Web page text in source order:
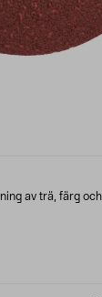
av trä, färg